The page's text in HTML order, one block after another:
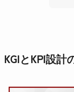
KGIとKPI設計